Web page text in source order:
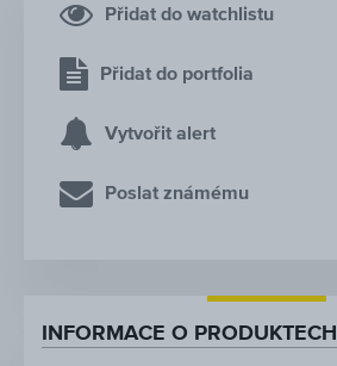
Přidat do watchlistu
Přidat do portfolia
Vytvořit alert
Poslat známému
INFORMACE O PRODUKTECH